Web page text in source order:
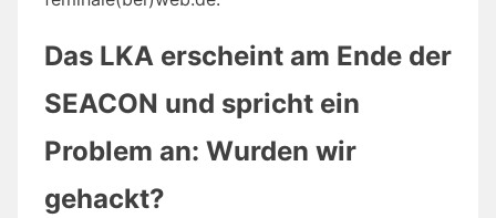
Das LKA erscheint am Ende der
SEACON und spricht ein
Problem an: Wurden wir
gehackt?